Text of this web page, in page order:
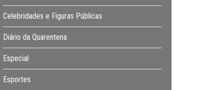
Celebridades e Figuras Públicas
Diário da Quarentena
Especial
Esportes